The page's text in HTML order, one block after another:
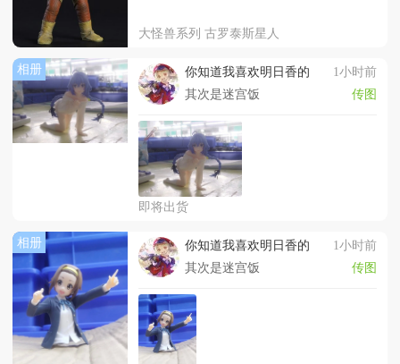
大怪兽系列 古罗泰斯星人
相册 你知道我喜欢明日香的
1小时前
其次是迷宫饭
传图
即将出货
相册 你知道我喜欢明日香的
1小时前
其次是迷宫饭
传图